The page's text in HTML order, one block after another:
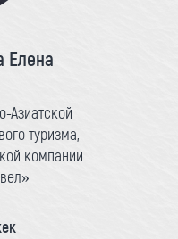
Елена
Азиатской
туризма,
компании